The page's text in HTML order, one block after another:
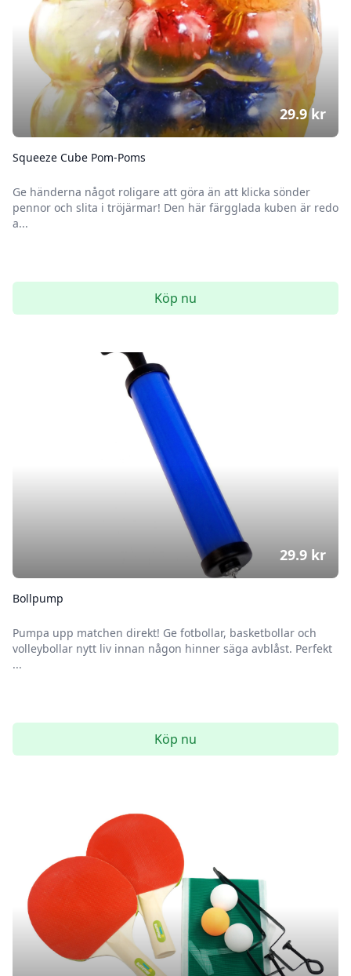
Squeeze Cube Pom-Poms
Ge händerna något roligare att göra än att klicka sönder
pennor och slita i tröjärmar! Den här färgglada kuben är redo
a...
29.9kr
Köp nu
Bollpump
Pumpa upp matchen direkt! Ge fotbollar, basketbollar och
volleybollar nytt liv innan någon hinner säga avblåst. Perfekt
...
29.9 kr
Köp nu